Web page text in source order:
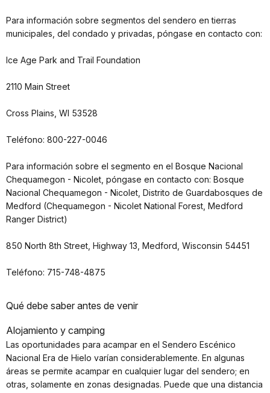
Para información sobre segmentos del sendero en tierras
municipales, del condado y privadas, póngase en contacto con:
Ice Age Park and Trail Foundation
2110 Main Street
Cross Plains, WI 53528
Teléfono: 800-227-0046
Para información sobre el segmento en el Bosque Nacional
Chequamegon - Nicolet, póngase en contacto con: Bosque
Nacional Chequamegon - Nicolet, Distrito de Guardabosques de
Medford (Chequamegon - Nicolet National Forest, Medford
Ranger District)
850 North 8th Street, Highway 13, Medford, Wisconsin 54451
Teléfono: 715-748-4875
Qué debe saber antes de venir
Alojamiento y camping
Las oportunidades para acampar en el Sendero Escénico
Nacional Era de Hielo varían considerablemente. En algunas
áreas se permite acampar en cualquier lugar del sendero; en
otras, solamente en zonas designadas. Puede que una distancia